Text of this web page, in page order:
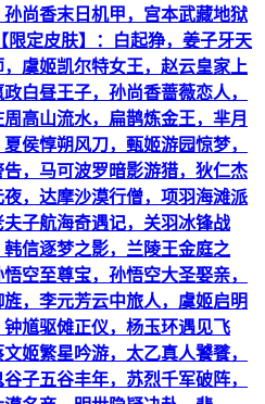
尚香末日机甲，宫本武藏地狱
限定皮肤】：白起狰，姜子牙天
虞姬凯尔特女王，赵云皇家上
白昼王子，孙尚香蔷薇恋人，
高山流水，扁鹊炼金王，芈月
侯惇朔风刀，甄姬游园惊梦，
，马可波罗暗影游猎，狄仁杰
，达摩沙漠行僧，项羽海滩派
子航海奇遇记，关羽冰锋战
信逐梦之影，兰陵王金庭之
空至尊宝，孙悟空大圣娶亲，
，李元芳云中旅人，虞姬启明
馗驱傩正仪，杨玉环遇见飞
姬繁星吟游，太乙真人饕餮，
子五谷丰年，苏烈千军破阵，